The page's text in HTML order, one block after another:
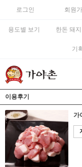
로그인 회원
용도별 보기 한돈 돼지
기
이용후기
가